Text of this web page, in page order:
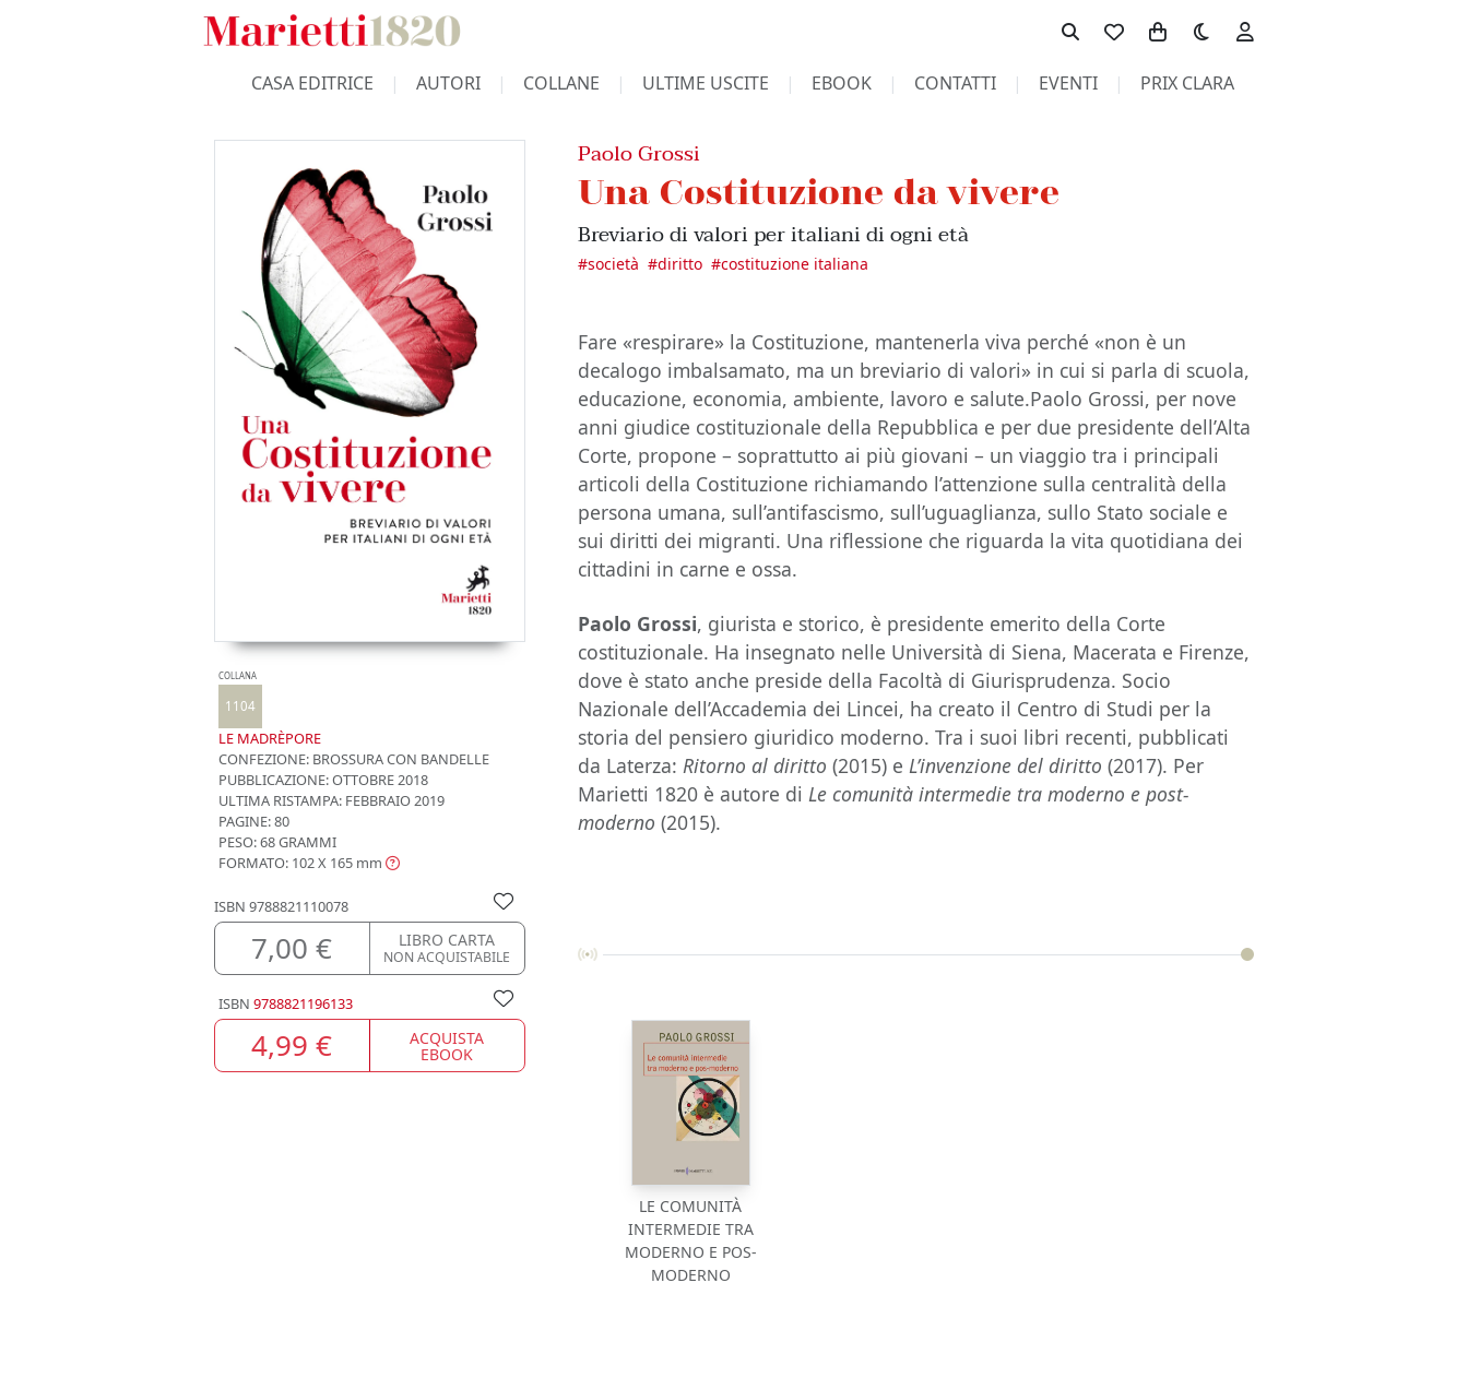
Toggle theme
CASA EDITRICE AUTORI COLLANE ULTIME USCITE EBOOK CONTATTI EVENTI PRIX CLARA
COLLANA
1104
LE MADRÈPORE
CONFEZIONE: BROSSURA CON BANDELLE
PUBBLICAZIONE:OTTOBRE 2018
ULTIMA RISTAMPA: FEBBRAIO 2019
PAGINE: 80
PESO: 68 GRAMMI
FORMATO: 102 X 165 mm
ISBN 9788821110078
7,00 € LIBRO CARTA
NON ACQUISTABILE
ISBN 9788821196133
4,99 € ACQUISTA
EBOOK
Paolo Grossi
Una Costituzione da vivere
Breviario di valori per italiani di ogni età
#società #diritto #costituzione italiana
Fare «respirare» la Costituzione, mantenerla viva perché «non è un
decalogo imbalsamato, ma un breviario di valori» in cui si parla di scuola,
educazione, economia, ambiente, lavoro e salute.Paolo Grossi, per nove
anni giudice costituzionale della Repubblica e per due presidente dell’Alta
Corte, propone – soprattutto ai più giovani – un viaggio tra i principali
articoli della Costituzione richiamando l’attenzione sulla centralità della
persona umana, sull’antifascismo, sull’uguaglianza, sullo Stato sociale e
sui diritti dei migranti. Una riflessione che riguarda la vita quotidiana dei
cittadini in carne e ossa.
Paolo Grossi, giurista e storico, è presidente emerito della Corte
costituzionale. Ha insegnato nelle Università di Siena, Macerata e Firenze,
dove è stato anche preside della Facoltà di Giurisprudenza. Socio
Nazionale dell’Accademia dei Lincei, ha creato il Centro di Studi per la
storia del pensiero giuridico moderno. Tra i suoi libri recenti, pubblicati
da Laterza:Ritorno al diritto (2015) eL’invenzione del diritto (2017). Per
Marietti 1820 è autore diLe comunità intermedie tra moderno e post-
moderno (2015).
LE COMUNITÀ
INTERMEDIE TRA
MODERNO E POS-
MODERNO